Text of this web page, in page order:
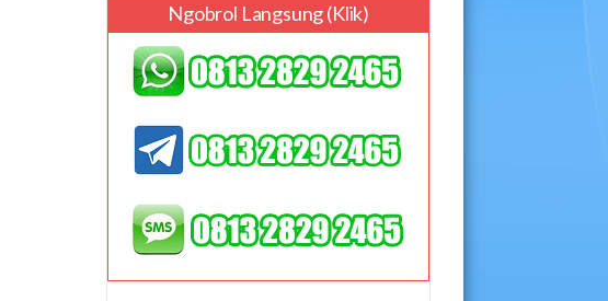
Ngobrol Langsung (klik)